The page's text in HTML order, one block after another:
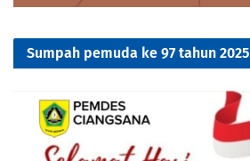
Sumpah pemuda ke 97 tahun 2025